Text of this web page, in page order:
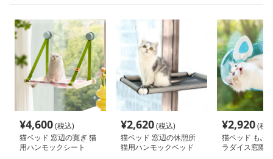
¥4,600(税込)
猫ベッド 窓辺の寛ぎ 猫
用ハンモックシート
¥2,620(税込)
猫ベッド 窓辺の休憩所
猫用ハンモックベッド
¥2,920(税
猫ベッド もふ
ラダイス窓際